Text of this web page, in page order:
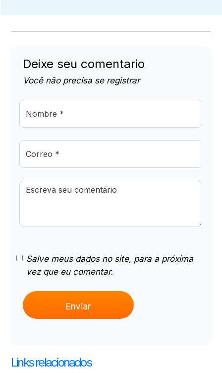
Deixe seu comentario
Você não precisa se registrar
Salve meus dados no site, para a próxima
vez que eu comentar.
Links relacionados